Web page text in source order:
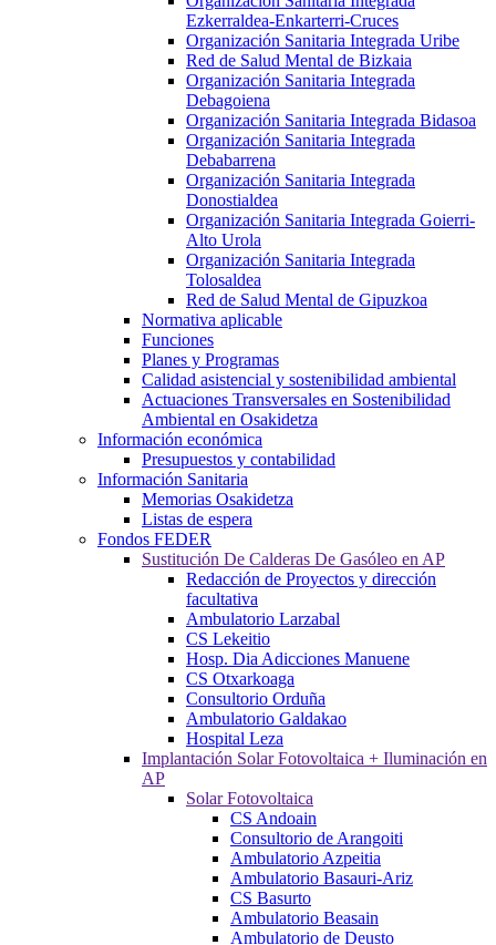
Ezkerraldea-Enkarterri-Cruces
Organización Sanitaria Integrada Uribe
Red de Salud Mental de Bizkaia
Organización Sanitaria Integrada
Debagoiena
Organización Sanitaria Integrada Bidasoa
Organización Sanitaria Integrada
Debabarrena
Organización Sanitaria Integrada
Donostialdea
Organización Sanitaria Integrada Goierri-
Alto Urola
Organización Sanitaria Integrada
Tolosaldea
Red de Salud Mental de Gipuzkoa
Normativa aplicable
Funciones
Planes y Programas
Calidad asistencial y sostenibilidad ambiental
Actuaciones Transversales en Sostenibilidad
Ambiental en Osakidetza
Información económica
Presupuestos y contabilidad
Información Sanitaria
Memorias Osakidetza
Listas de espera
Fondos FEDER
Sustitución De Calderas De Gasóleo en AP
Redacción de Proyectos y dirección
facultativa
Ambulatorio Larzabal
CS Lekeitio
Hosp. Dia Adicciones Manuene
CS Otxarkoaga
Consultorio Orduña
Ambulatorio Galdakao
Hospital Leza
Implantación Solar Fotovoltaica + Iluminación en
AP
Solar Fotovoltaica
CS Andoain
Consultorio de Arangoiti
Ambulatorio Azpeitia
Ambulatorio Basauri-Ariz
CS Basurto
Ambulatorio Beasain
Ambulatorio de Deusto